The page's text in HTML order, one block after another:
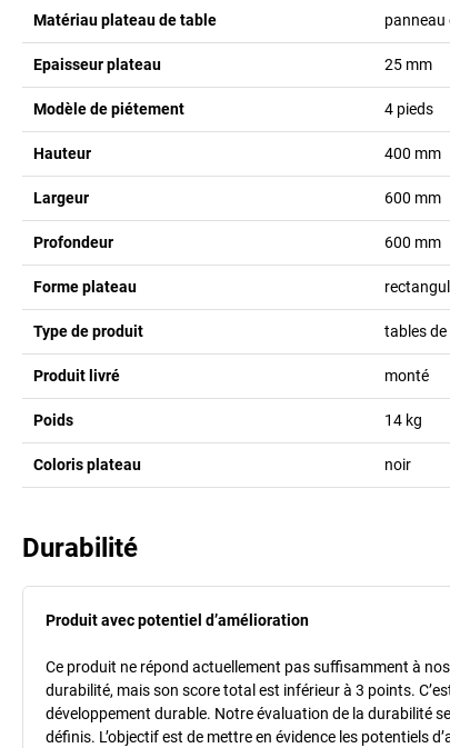
Matériau plateau de table panneau
Epaisseur plateau 25 mm
Modèle de piétement 4 pieds
Hauteur 400 mm
Largeur 600 mm
Profondeur 600 mm
Forme plateau
Type de produit tables
Produit livré monté
Poids 14 kg
Coloris plateau noir
Durabilité
Produit avec potentiel d’amélioration
Ce produit ne répond actuellement pas suffisamment à
durabilité, mais son score total est inférieur à 3 points.
développement durable. Notre évaluation de la durabilité
définis. L’objectif est de mettre en évidence les potentiels